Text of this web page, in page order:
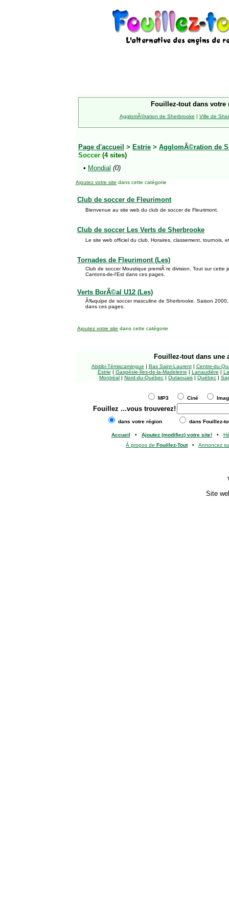
Fouillez-tout dans votre
AgglomÃ©ration de Sherbrooke | Ville de
Page d'accueil > Estrie > AgglomÃ©ration de
Soccer (4 sites)
• Mondial (0)
Ajoutez votre site dans cette catégorie
Club de soccer de Fleurimont
Bienvenue au site web du club de soccer de Fleurimont.
Club de soccer Les Verts de Sherbrooke
Le site web officiel du club. Horaires, classement, tournois,
Tornades de Fleurimont (Les)
Club de soccer Moustique premiÃ¨re division. Tout sur
Cantons-de-l'Est dans ces pages.
Verts BorÃ©al U12 (Les)
Ã‰quipe de soccer masculine de Sherbrooke. Saison
dans ces pages.
Ajoutez votre site dans cette catégorie
Fouillez-tout dans une
Abitibi-Témiscamingue | Bas Saint-Laurent| Centre-du-
Estrie | Gaspésie-Îles-de-la-Madeleine | Lanaudière |
Montréal | Nord-du-Québec | Outaouais | Québec |
MP3 Ciné
Fouillez ...vous trouverez!
dans votre région dans Fouillez-
Accueil • Ajoutez (modifiez) votre site!•
À propos de Fouillez-Tout• Annoncez
Site